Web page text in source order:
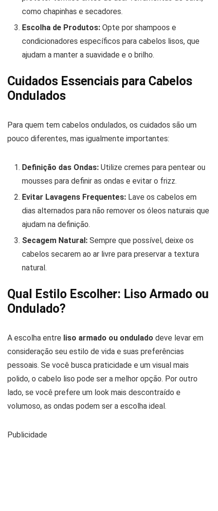
como chapinhas e secadores.
Escolha de Produtos: Opte por shampoos e
condicionadores específicos para cabelos lisos, que
ajudam a manter a suavidade e o brilho.
Cuidados Essenciais para Cabelos
Ondulados
Para quem tem cabelos ondulados, os cuidados são um
pouco diferentes, mas igualmente importantes:
Definição das Ondas: Utilize cremes para pentear ou
mousses para definir as ondas e evitar o frizz.
Evitar Lavagens Frequentes: Lave os cabelos em
dias alternados para não remover os óleos naturais que
ajudam na definição.
Secagem Natural: Sempre que possível, deixe os
cabelos secarem ao ar livre para preservar a textura
natural.
Qual Estilo Escolher: Liso Armado ou
Ondulado?
A escolha entre liso armado ou ondulado deve levar em
consideração seu estilo de vida e suas preferências
pessoais. Se você busca praticidade e um visual mais
polido, o cabelo liso pode ser a melhor opção. Por outro
lado, se você prefere um look mais descontraído e
volumoso, as ondas podem ser a escolha ideal.
Publicidade